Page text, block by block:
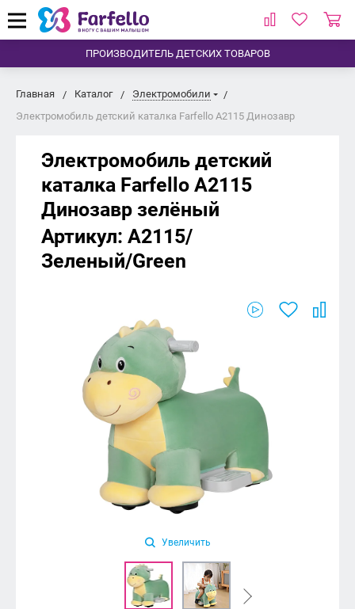
ПРОИЗВОДИТЕЛЬ ДЕТСКИХ ТОВАРОВ
Главная Каталог
Электромобили
Электромобиль детский каталка Farfello A2115 Динозавр
Электромобиль детский
каталка Farfello A2115
Динозавр зелёный
Артикул: A2115/
Зеленый/Green
Увеличить